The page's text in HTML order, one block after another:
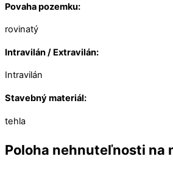
Povaha pozemku:
rovinatý
Intravilán / Extravilán:
Intravilán
Stavebný materiál:
tehla
Poloha nehnuteľnosti na